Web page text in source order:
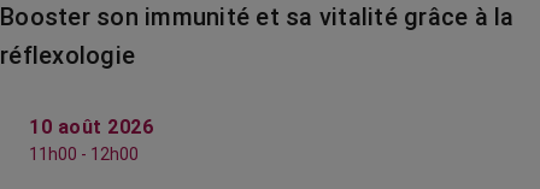
Booster son immunité et sa vitalité grâce à la
réflexologie
10 août 2026
11h00 - 12h00